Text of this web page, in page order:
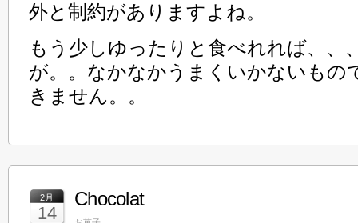
外と制約がありますよね。
もう少しゆったりと食べれれば、、
が。。なかなかうまくいかないもの
きません。。
2月
14
Chocolat